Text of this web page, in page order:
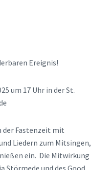
Ereignis!
um 17 Uhr in der St.
der Fastenzeit mit
Liedern zum Mitsingen,
ein. Die Mitwirkung
Störmede und des Good